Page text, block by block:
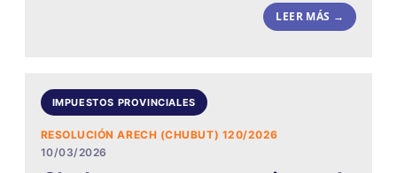
LEER MÁS →
IMPUESTOS PROVINCIALES
RESOLUCIÓN ARECH (CHUBUT) 120/2026
10/03/2026